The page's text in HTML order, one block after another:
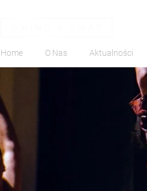
Home O Nas Aktualności